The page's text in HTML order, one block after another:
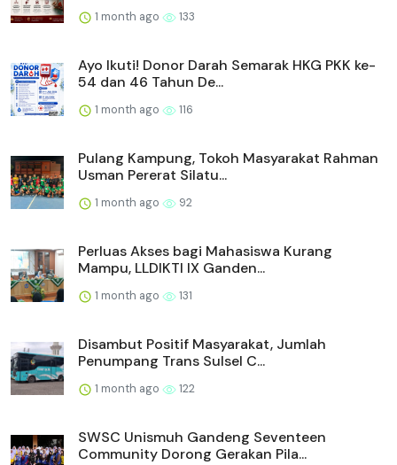
1 month ago 133
Ayo Ikuti! Donor Darah Semarak HKG PKK ke-
54 dan 46 Tahun De...
1 month ago 116
Pulang Kampung, Tokoh Masyarakat Rahman
Usman Pererat Silatu...
1 month ago 92
Perluas Akses bagi Mahasiswa Kurang
Mampu, LLDIKTI IX Ganden...
1 month ago 131
Disambut Positif Masyarakat, Jumlah
Penumpang Trans Sulsel C...
1 month ago 122
SWSC Unismuh Gandeng Seventeen
Community Dorong Gerakan Pila...